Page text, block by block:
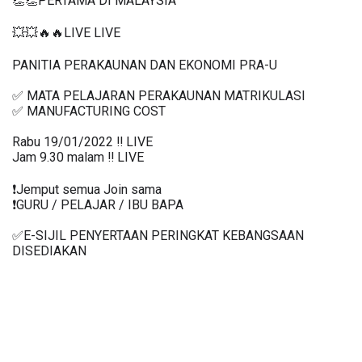
💥💥🔥🔥LIVE LIVE
PANITIA PERAKAUNAN DAN EKONOMI PRA-U
✅ MATA PELAJARAN PERAKAUNAN MATRIKULASI
✅ MANUFACTURING COST
Rabu 19/01/2022 ‼️ LIVE
Jam 9.30 malam ‼️ LIVE
❗️Jemput semua Join sama
❗️GURU / PELAJAR / IBU BAPA
✅E-SIJIL PENYERTAAN PERINGKAT KEBANGSAAN
DISEDIAKAN